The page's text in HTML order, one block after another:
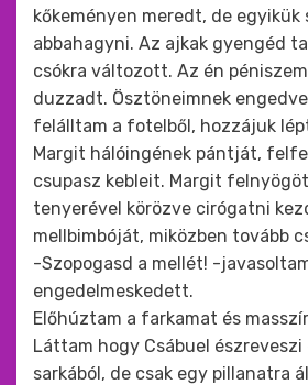
kőkeményen meredt, de egyikük
abbahagyni. Az ajkak gyengéd
csókra változott. Az én
duzzadt. Ösztöneimnek
felálltam a fotelből, hozzájuk
Margit hálóingének pántját,
csupasz kebleit. Margit
tenyerével körözve cirógatni
mellbimbóját, miközben tovább
-Szopogasd a mellét! -
engedelmeskedett.
Előhúztam a farkamat és
Láttam hogy Csábuel észreveszi
sarkából, de csak egy pillanatra